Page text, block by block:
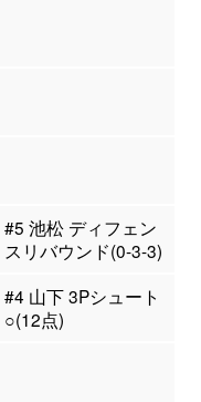
#5 池松 ディフェン
スリバウンド(0-3-3)
#4 山下 3Pシュート
○(12点)